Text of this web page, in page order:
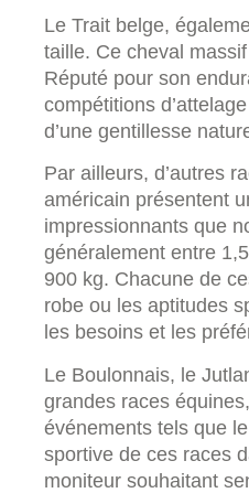
Le Trait belge,
taille. Ce cheval
Réputé pour son
compétitions
d’une gentillesse
Par ailleurs, d’autres
américain présentent
impressionnants que
généralement entre
900 kg. Chacune de
robe ou les aptitudes
les besoins et les
Le Boulonnais, le
grandes races
événements tels que le
sportive de ces races
moniteur souhaitant